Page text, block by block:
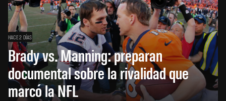
HACE 2 DÍAS
Brady vs. Manning: preparan
documental sobre la rivalidad que
marcó la NFL